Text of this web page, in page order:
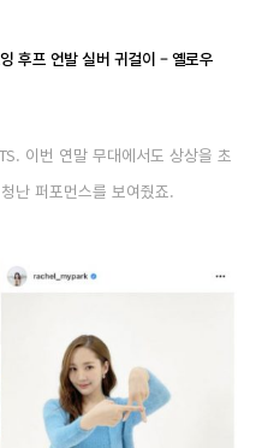
후프 언발 실버 귀걸이 – 옐로우
이번 연말 무대에서도 상상을 초
난 퍼포먼스를 보여줬죠.